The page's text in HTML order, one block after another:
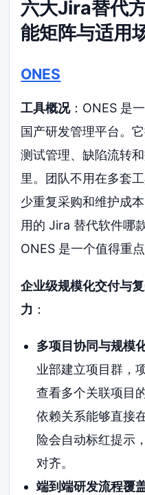
六大Jira替代
能矩阵与适用
ONES
工具概况：ONES 是
国产研发管理平台。
测试管理、缺陷流转
里。团队不用在多套
少重复采购和维护成
用的 Jira 替代软件哪
ONES 是一个值得重
企业级规模化交付与
力 ：
多项目协同与规模
业部建立项目群，
查看多个关联项目
依赖关系能够直接
险会自动标红提示
对齐。
端到端研发流程覆